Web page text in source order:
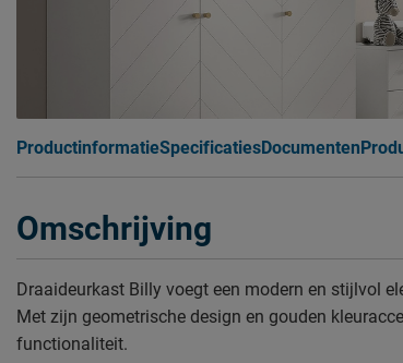
ProductinformatieSpecificatiesDocumenten
Omschrijving
Draaideurkast Billy voegt een modern en stijlvol
Met zijn geometrische design en gouden
functionaliteit.